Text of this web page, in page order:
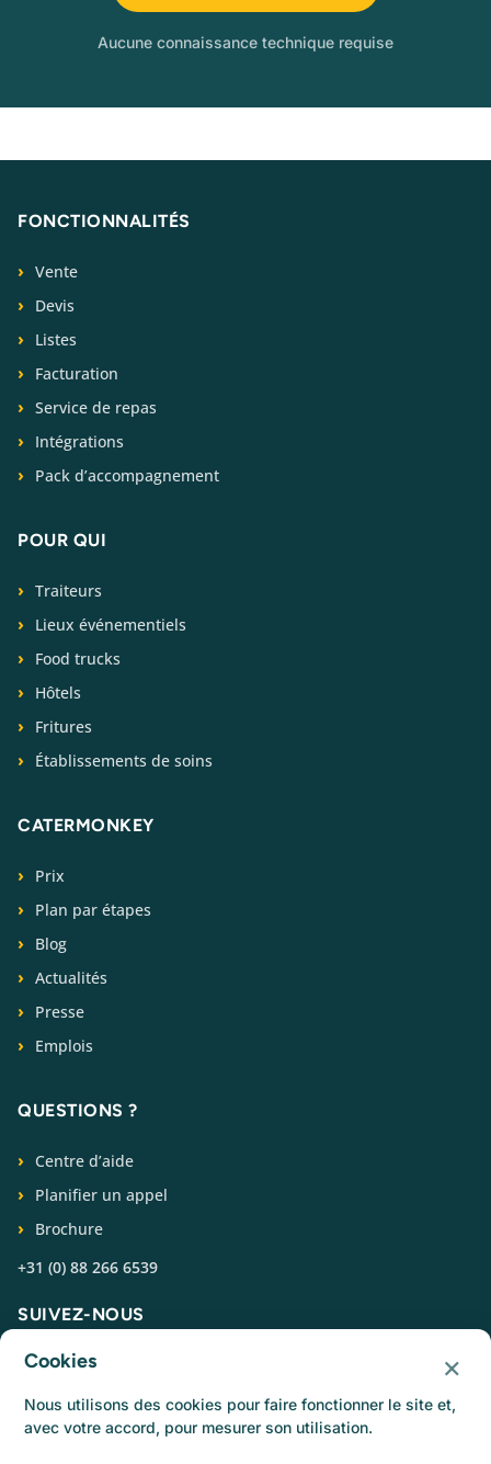
Aucune connaissance technique requise
FONCTIONNALITÉS
Vente
Devis
Listes
Facturation
Service de repas
Intégrations
Pack d’accompagnement
POUR QUI
Traiteurs
Lieux événementiels
Food trucks
Hôtels
Fritures
Établissements de soins
CATERMONKEY
Prix
Plan par étapes
Blog
Actualités
Presse
Emplois
QUESTIONS ?
Centre d’aide
Planifier un appel
Brochure
+31 (0) 88 266 6539
SUIVEZ-NOUS
Cookies ×
Nous utilisons des cookies pour faire fonctionner le site et,
avec votre accord, pour mesurer son utilisation.